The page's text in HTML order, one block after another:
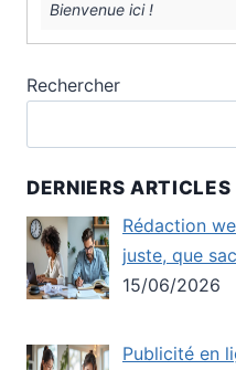
Bienvenue ici !
Rechercher
DERNIERS ARTICLES
Rédaction
juste, que
15/06/2026
Publicité en